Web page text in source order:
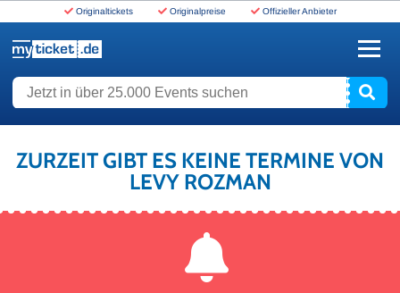
Originaltickets Originalpreise Offizieller Anbieter
Jetzt in über 25.000 Events suchen
ZURZEIT GIBT ES KEINE TERMINE VON
LEVY ROZMAN